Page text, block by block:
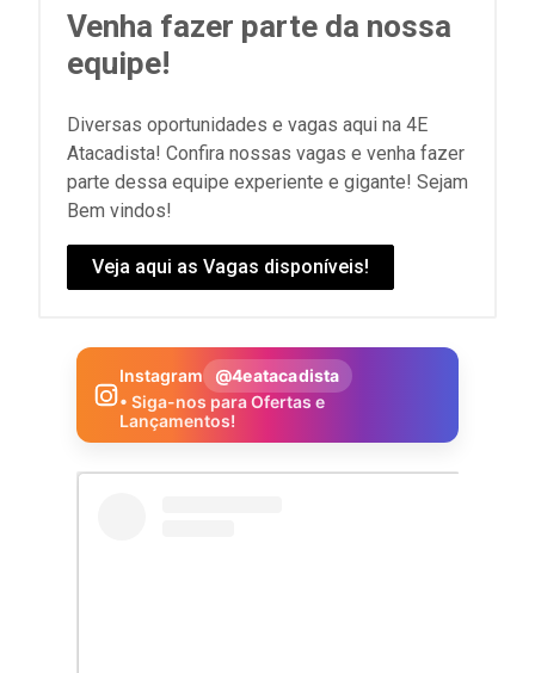
Venha fazer parte da nossa
equipe!
Diversas oportunidades e vagas aqui na 4E
Atacadista! Confira nossas vagas e venha fazer
parte dessa equipe experiente e gigante! Sejam
Bem vindos!
Veja aqui as Vagas disponíveis!
Instagram
@4eatacadista
• Siga-nos para Ofertas e
Lançamentos!